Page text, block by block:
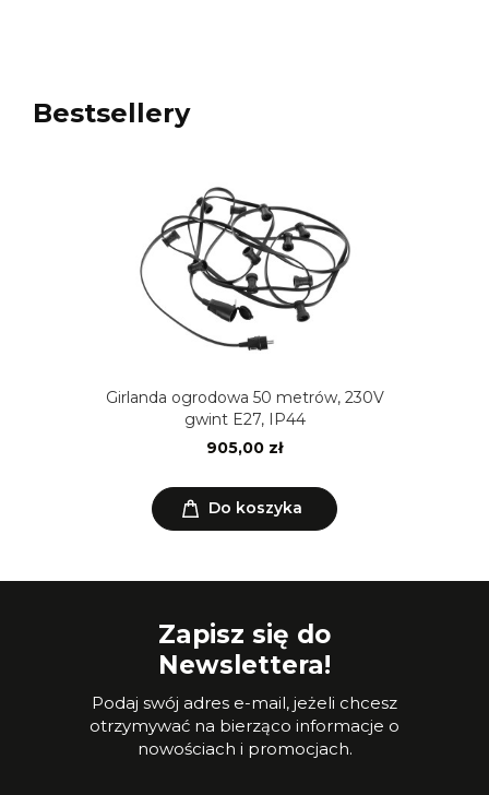
Bestsellery
Girlanda ogrodowa 50 metrów, 230V
gwint E27, IP44
905,00 zł
Do koszyka
Zapisz się do
Newslettera!
Podaj swój adres e-mail, jeżeli chcesz
otrzymywać na bierząco informacje o
nowościach i promocjach.